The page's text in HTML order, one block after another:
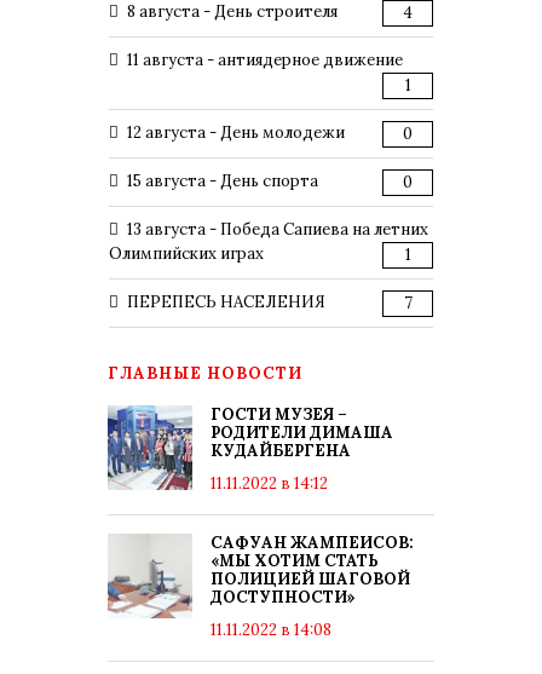
8 августа - День строителя 4
11 августа - антиядерное движение
1
12 августа - День молодежи 0
15 августа - День спорта 0
13 августа - Победа Сапиева на летних
Олимпийских играх
1
ПЕРЕПЕСЬ НАСЕЛЕНИЯ 7
ГЛАВНЫЕ НОВОСТИ
ГОСТИ МУЗЕЯ –
РОДИТЕЛИ ДИМАША
КУДАЙБЕРГЕНА
11.11.2022 в 14:12
САФУАН ЖАМПЕИСОВ:
«МЫ ХОТИМ СТАТЬ
ПОЛИЦИЕЙ ШАГОВОЙ
ДОСТУПНОСТИ»
11.11.2022 в 14:08